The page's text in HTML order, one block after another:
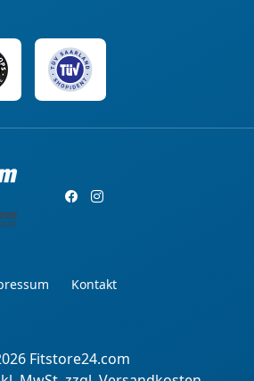
Kontakt
Fitstore24.com